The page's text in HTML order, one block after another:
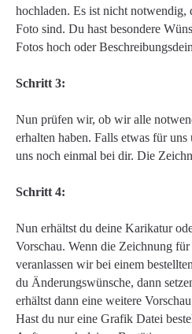
hochladen. Es ist nicht notwendig,
Foto sind. Du hast besondere
Fotos hoch oder
Schritt 3:
Nun prüfen wir, ob wir alle
erhalten haben. Falls etwas für
uns noch einmal bei dir. Die
Schritt 4:
Nun erhältst du deine Karikatur
Vorschau. Wenn die Zeichnung
veranlassen wir bei einem
du Änderungswünsche, dann
erhältst dann eine weitere
Hast du nur eine Grafik Datei